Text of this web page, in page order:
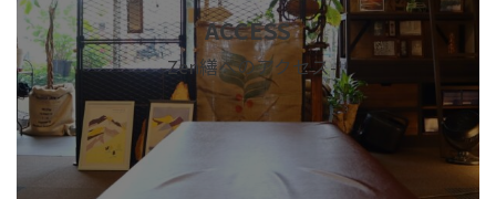
ACCESS
-Zen繕へのアクセス-